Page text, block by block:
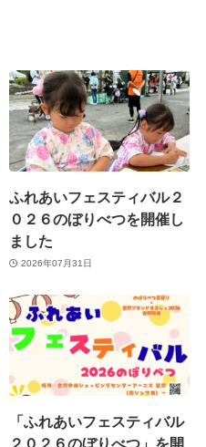
ふれあいフェスティバル２
０２６のぼりべつを開催し
ました
2026年07月31日
「ふれあいフェスティバル
２０２６のぼりべつ」を開